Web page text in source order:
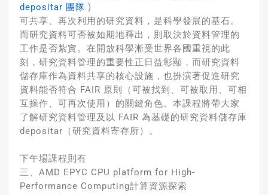
depositar 團隊 )
可共享、再次利用的研究資料，是科學發展的基石。
而研究資料可否被如期地釋出，則取決於資料管理的
工作是否紮實。在開放科學漸受世界各國重視的此
刻，研究資料管理的重要性正日益彰顯，而研究資料
儲存庫作為資料共享的核心設施，也扮演著促進研究
資料能否符合 FAIR 原則（可被找到、可被取用、可相
互操作、可再次使用）的關鍵角色。本課程將帶大家
了解研究資料管理及以 FAIR 為基礎的研究資料儲存庫
depositar（研究資料寄存所）。
下午場課程則有
三、AMD EPYC CPU platform for High-
Performance Computing計算資源探索